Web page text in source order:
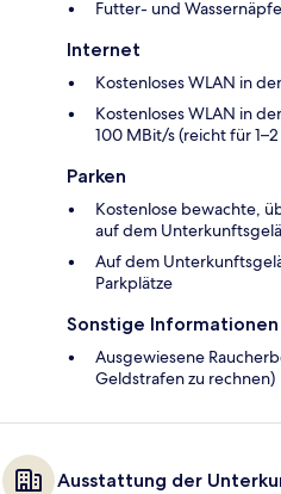
Futter- und
Internet
Kostenloses WLAN in
Kostenloses WLAN in
100 MBit/s (reicht für
Parken
Kostenlose bewachte,
auf dem
Auf dem
Parkplätze
Sonstige Informationen
Ausgewiesene
Geldstrafen zu rechnen)
Ausstattung der